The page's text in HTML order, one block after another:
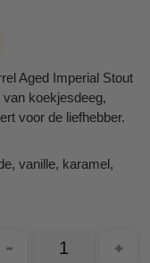
Aged Imperial Stout
koekjesdeeg,
voor de liefhebber.
vanille, karamel,
-
+